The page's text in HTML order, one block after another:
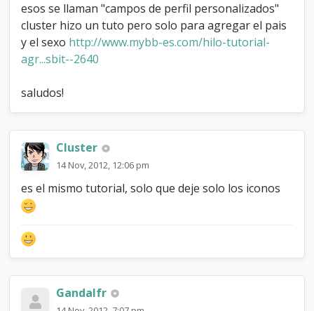
esos se llaman "campos de perfil personalizados"
cluster hizo un tuto pero solo para agregar el pais
y el sexo http://www.mybb-es.com/hilo-tutorial-
agr...sbit--2640
saludos!
Cluster
14 Nov, 2012, 12:06 pm
es el mismo tutorial, solo que deje solo los iconos
Gandalfr